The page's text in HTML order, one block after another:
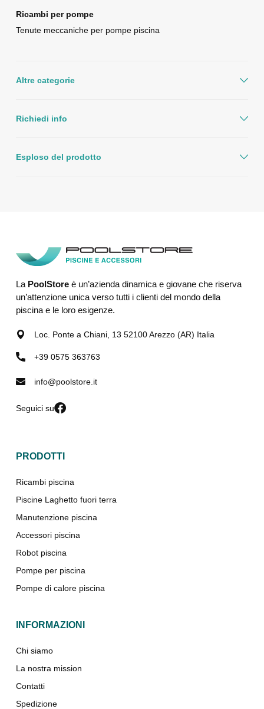
Ricambi per pompe
Tenute meccaniche per pompe piscina
Altre categorie
Richiedi info
Esploso del prodotto
La PoolStoreè un’azienda dinamica e giovane che riserva
un’attenzione unica verso tutti i clienti del mondo della
piscina e le loro esigenze.
Loc. Ponte a Chiani, 13 52100 Arezzo (AR) Italia
+39 0575 363763
info@poolstore.it
Seguici su
PRODOTTI
Ricambi piscina
Piscine Laghetto fuori terra
Manutenzione piscina
Accessori piscina
Robot piscina
Pompe per piscina
Pompe di calore piscina
INFORMAZIONI
Chi siamo
La nostra mission
Contatti
Spedizione